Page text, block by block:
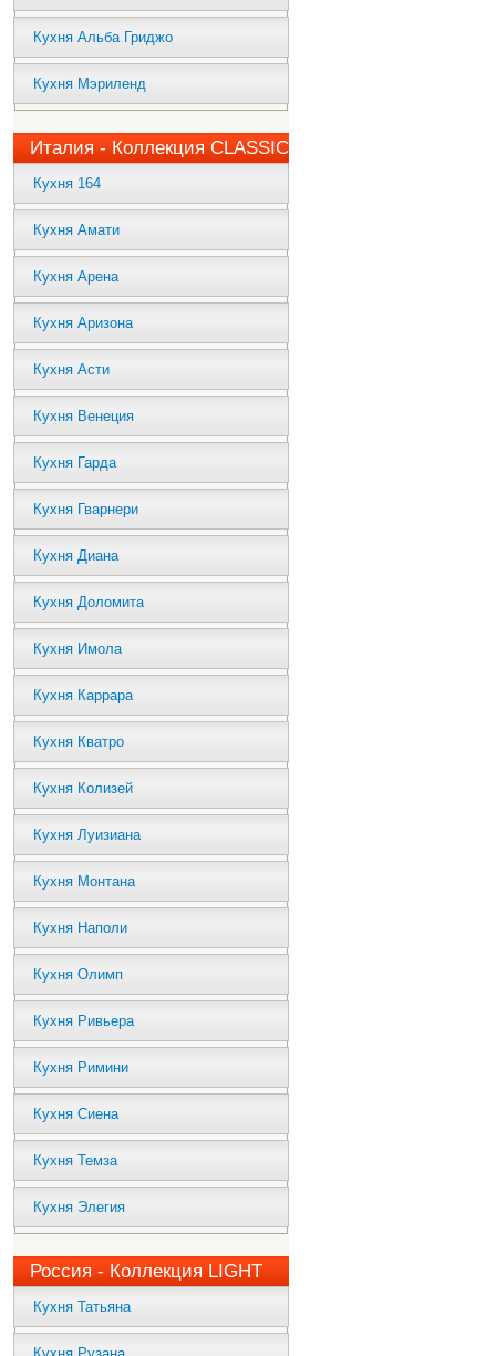
Кухня Альба Гриджо
Кухня Мэриленд
Италия - Коллекция CLASSIC
Кухня 164
Кухня Амати
Кухня Арена
Кухня Аризона
Кухня Асти
Кухня Венеция
Кухня Гарда
Кухня Гварнери
Кухня Диана
Кухня Доломита
Кухня Имола
Кухня Каррара
Кухня Кватро
Кухня Колизей
Кухня Луизиана
Кухня Монтана
Кухня Наполи
Кухня Олимп
Кухня Ривьера
Кухня Римини
Кухня Сиена
Кухня Темза
Кухня Элегия
Россия - Коллекция LIGHT
Кухня Татьяна